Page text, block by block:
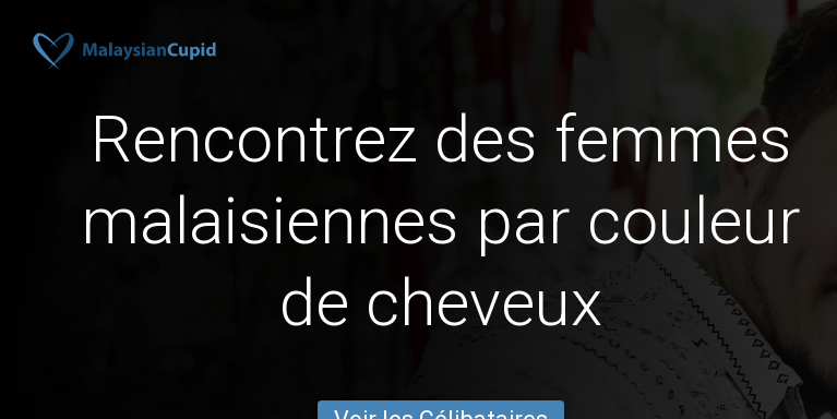
Rencontrez des femmes
malaisiennes par couleur
de cheveux